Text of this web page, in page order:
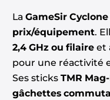
La GameSir Cyclone
prix/équipement.
2,4 GHz ou filaireet
pour une réactivité
Ses sticks TMR
gâchettes